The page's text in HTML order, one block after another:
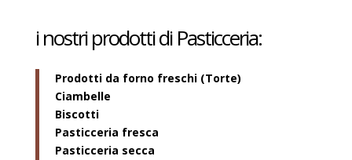
i nostri prodotti di Pasticceria:
Prodotti da forno freschi (Torte)
Ciambelle
Biscotti
Pasticceria fresca
Pasticceria secca